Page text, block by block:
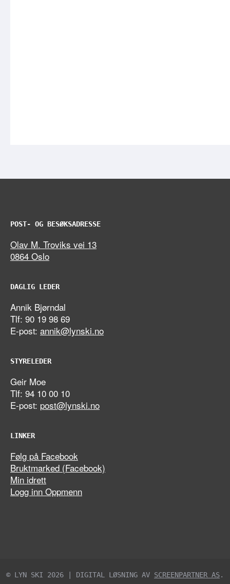
POST- OG BESØKSADRESSE
Olav M. Troviks vei 13
0864 Oslo
DAGLIG LEDER
Annik Bjørndal
Tlf: 90 19 98 69
E-post: annik@lynski.no
STYRELEDER
Geir Moe
Tlf: 94 10 00 10
E-post: post@lynski.no
LINKER
Følg på Facebook
Bruktmarked (Facebook)
Min idrett
Logg inn Oppmenn
© LYN SKI 2026 | DIGITAL LØSNING AV SCREENPARTNER AS.